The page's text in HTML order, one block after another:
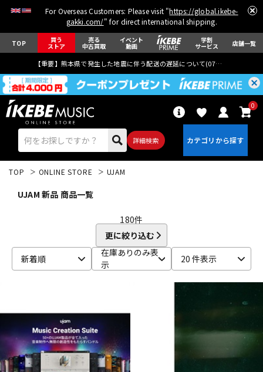
For Overseas Customers: Please visit "https://global.ikebe-
gakki.com/" for direct international shipping.
TOP 買う
ストア
売る
中古買取
イベント
動画
学割
サービス 店舗一覧
【重要】熊本県で発生した地震に伴う配送の遅延について(07月29日
詳細検索
0
ウクレレ
ドラム
キーボード
TOP ONLINE STORE UJAM
UJAM 新品 商品一覧
180件
更に絞り込む
新着順
在庫ありのみ表
示
20 件表示